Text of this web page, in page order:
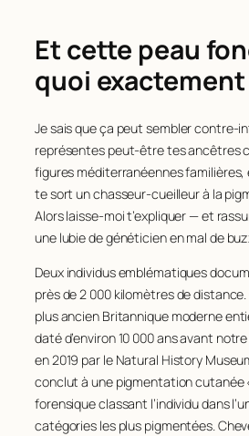
Et cette peau
quoi exactement
Je sais que ça peut sembler contre-
représentes peut-être tes ancêtres
figures méditerranéennes familières,
te sort un chasseur-cueilleur à la
Alors laisse-moi t’expliquer — et
une lubie de généticien en mal de
Deux individus emblématiques
près de 2 000 kilomètres de distance.
plus ancien Britannique moderne
daté d’environ 10 000 ans avant
en 2019 par le Natural History
conclut à une pigmentation cutanée
forensique classant l’individu dans
catégories les plus pigmentées.